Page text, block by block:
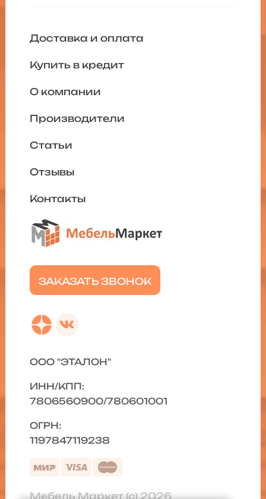
ЗАКАЗАТЬ ЗВОНОК
Доставка и оплата
Купить в кредит
О компании
Производители
Статьи
Отзывы
Контакты
ООО "ЭТАЛОН"
ИНН/КПП:
7806560900/780601001
ОГРН:
1197847119238
Мебель Маркет (с) 2026